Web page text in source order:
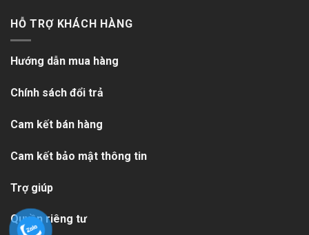
HỖ TRỢ KHÁCH HÀNG
Hướng dẫn mua hàng
Chính sách đổi trả
Cam kết bán hàng
Cam kết bảo mật thông tin
Trợ giúp
Quyền riêng tư